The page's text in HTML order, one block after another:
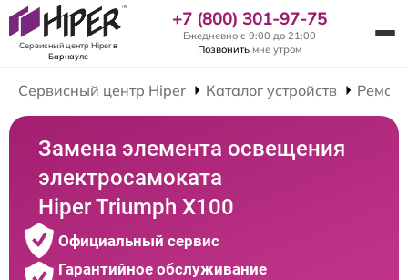
Сервисный центр Hiperв
Барнауле
+7 (800) 301-97-75
Ежедневно с 9:00 до 21:00
Позвонить мне утром
Сервисный центр Hiper Каталог устройств
Замена элемента освещения
электросамоката
Hiper Triumph X100
Официальный сервис
Гарантийное обслуживание